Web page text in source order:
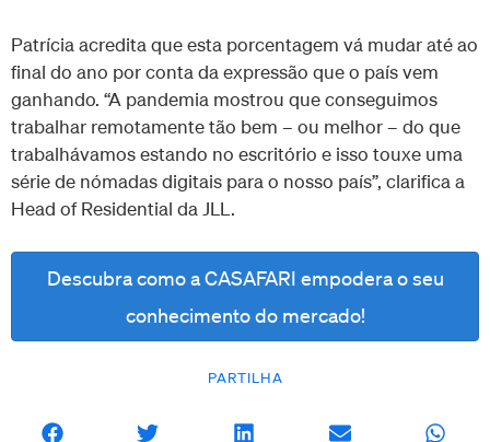
PARTILHA
Patrícia acredita que esta porcentagem vá mudar até ao
final do ano por conta da expressão que o país vem
ganhando. “A pandemia mostrou que conseguimos
trabalhar remotamente tão bem – ou melhor – do que
trabalhávamos estando no escritório e isso touxe uma
série de nómadas digitais para o nosso país”, clarifica a
Head of Residential da JLL.
Descubra como a CASAFARI empodera o seu
conhecimento do mercado!